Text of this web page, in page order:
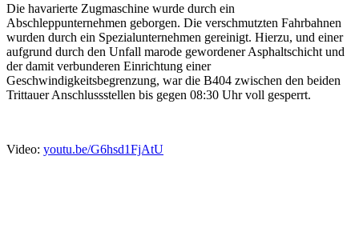
Die havarierte Zugmaschine wurde durch ein
Abschleppunternehmen geborgen. Die verschmutzten Fahrbahnen
wurden durch ein Spezialunternehmen gereinigt. Hierzu, und einer
aufgrund durch den Unfall marode gewordener Asphaltschicht und
der damit verbunderen Einrichtung einer
Geschwindigkeitsbegrenzung, war die B404 zwischen den beiden
Trittauer Anschlussstellen bis gegen 08:30 Uhr voll gesperrt.
Video: youtu.be/G6hsd1FjAtU